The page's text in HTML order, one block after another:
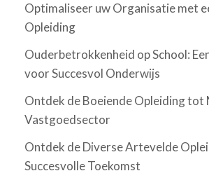
Optimaliseer uw Organisatie met
Opleiding
Ouderbetrokkenheid op School:
voor Succesvol Onderwijs
Ontdek de Boeiende Opleiding tot
Vastgoedsector
Ontdek de Diverse Artevelde
Succesvolle Toekomst